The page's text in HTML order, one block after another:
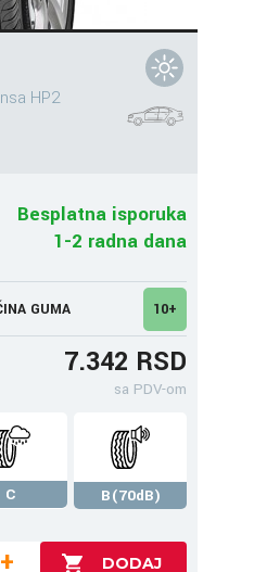
HP2
Besplatna isporuka
1-2 radna dana
GUMA 10+
7.342 RSD
sa PDV-om
C
B(70dB)
+